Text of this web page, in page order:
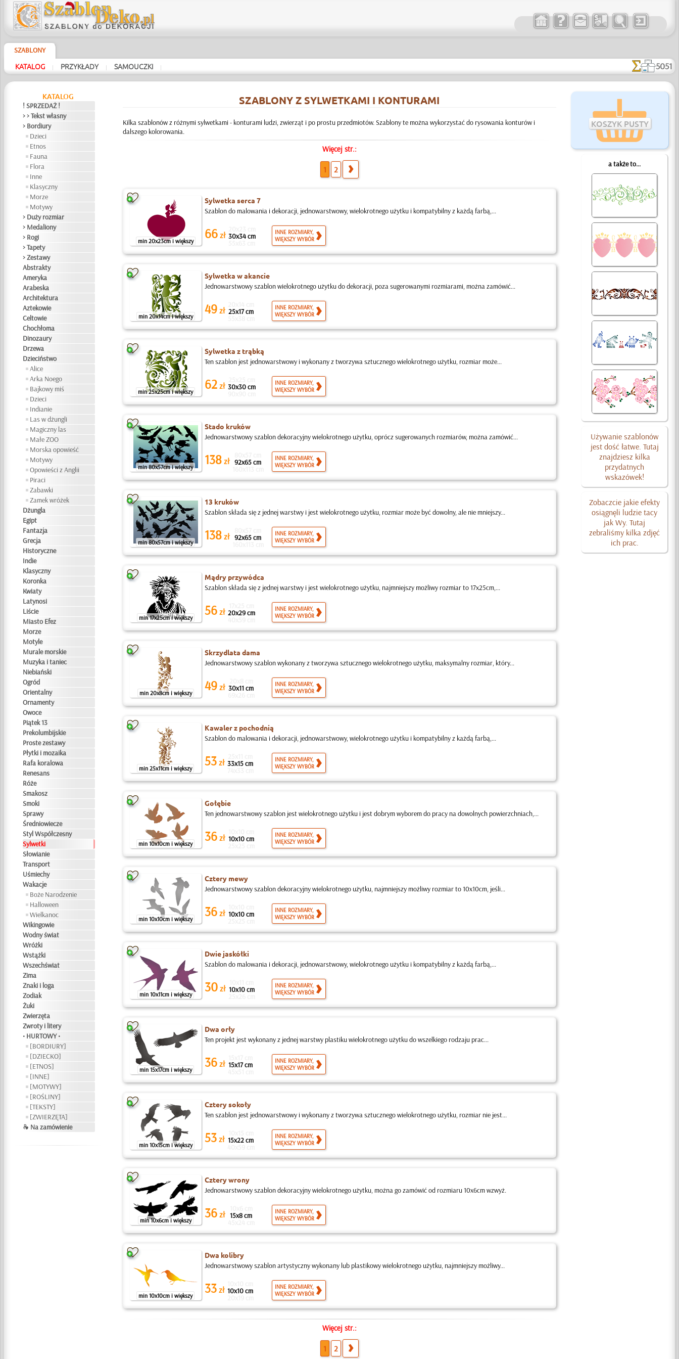
SZABLONY
KATALOG | PRZYKŁADY | SAMOUCZKI | 5051
KATALOG
! SPRZEDAŻ !
> > Tekst własny
> Bordiury
Dzieci
Etnos
Fauna
Flora
Inne
Klasyczny
Morze
Motywy
> Duży rozmiar
> Medaliony
> Rogi
> Tapety
> Zestawy
Abstrakty
Ameryka
Arabeska
Architektura
Aztekowie
Celtowie
Chochłoma
Dinozaury
Drzewa
Dzieciństwo
Alice
Arka Noego
Bajkowy miś
Dzieci
Indianie
Las w dżungli
Magiczny las
Małe ZOO
Morska opowieść
Motywy
Opowieści z Anglii
Piraci
Zabawki
Zamek wróżek
Dżungla
Egipt
Fantazja
Grecja
Historyczne
Indie
Klasyczny
Koronka
Kwiaty
Latynosi
Liście
Miasto Efez
Morze
Motyle
Murale morskie
Muzyka i taniec
Niebiański
Ogród
Orientalny
Ornamenty
Owoce
Piątek 13
Prekolumbijskie
Proste zestawy
Płytki i mozaika
Rafa koralowa
Renesans
Róże
Smakosz
Smoki
Sprawy
Średniowiecze
Styl Współczesny
Sylwetki
Słowianie
Transport
Uśmiechy
Wakacje
Boże Narodzenie
Halloween
Wielkanoc
Wikingowie
Wodny świat
Wróżki
Wstążki
Wszechświat
Zima
Znaki i loga
Zodiak
Żuki
Zwierzęta
Zwroty i litery
• HURTOWY •
[BORDIURY]
[DZIECKO]
[ETNOS]
[INNE]
[MOTYWY]
[ROŚLINY]
[TEKSTY]
[ZWIERZĘTA]
❧ Na zamówienie
KOSZYK PUSTY
a także to...
Używanie szablonów
jest dość łatwe. Tutaj
znajdziesz kilka
przydatnych
wskazówek!
Zobaczcie jakie efekty
osiągnęli ludzie tacy
jak Wy. Tutaj
zebraliśmy kilka zdjęć
ich prac.
SZABLONY Z SYLWETKAMI I KONTURAMI
Kilka szablonów z różnymi sylwetkami - konturami ludzi, zwierząt i po prostu przedmiotów. Szablony te można wykorzystać do rysowania konturów i
dalszego kolorowania.
Więcej str.:
1 2
min 20x23cm i większy
Sylwetka serca 7
Szablon do malowania i dekoracji, jednowarstwowy, wielokrotnego użytku i kompatybilny z każdą farbą,...
66zł 30x34 cm
INNE ROZMIARY,
WIĘKSZY WYBÓR
min 20x14cm i większy
Sylwetka w akancie
Jednowarstwowy szablon wielokrotnego użytku do dekoracji, poza sugerowanymi rozmiarami, można zamówić...
49zł 25x17 cm
INNE ROZMIARY,
WIĘKSZY WYBÓR
min 25x25cm i większy
Sylwetka z trąbką
Ten szablon jest jednowarstwowy i wykonany z tworzywa sztucznego wielokrotnego użytku, rozmiar może...
62zł 30x30 cm
INNE ROZMIARY,
WIĘKSZY WYBÓR
min 80x57cm i większy
Stado kruków
Jednowarstwowy szablon dekoracyjny wielokrotnego użytku, oprócz sugerowanych rozmiarów, można zamówić...
138zł 92x65 cm
INNE ROZMIARY,
WIĘKSZY WYBÓR
min 80x57cm i większy
13 kruków
Szablon składa się z jednej warstwy i jest wielokrotnego użytku, rozmiar może być dowolny, ale nie mniejszy...
138zł 92x65 cm
INNE ROZMIARY,
WIĘKSZY WYBÓR
min 17x25cm i większy
Mądry przywódca
Szablon składa się z jednej warstwy i jest wielokrotnego użytku, najmniejszy możliwy rozmiar to 17x25cm,...
56zł 20x29 cm
INNE ROZMIARY,
WIĘKSZY WYBÓR
min 20x8cm i większy
Skrzydlata dama
Jednowarstwowy szablon wykonany z tworzywa sztucznego wielokrotnego użytku, maksymalny rozmiar, który...
49zł 30x11 cm
INNE ROZMIARY,
WIĘKSZY WYBÓR
min 25x11cm i większy
Kawaler z pochodnią
Szablon do malowania i dekoracji, jednowarstwowy, wielokrotnego użytku i kompatybilny z każdą farbą,...
53zł 33x15 cm
INNE ROZMIARY,
WIĘKSZY WYBÓR
min 10x10cm i większy
Gołębie
Ten jednowarstwowy szablon jest wielokrotnego użytku i jest dobrym wyborem do pracy na dowolnych powierzchniach,...
36zł 10x10 cm
INNE ROZMIARY,
WIĘKSZY WYBÓR
min 10x10cm i większy
Cztery mewy
Jednowarstwowy szablon dekoracyjny wielokrotnego użytku, najmniejszy możliwy rozmiar to 10x10cm, jeśli...
36zł 10x10 cm
INNE ROZMIARY,
WIĘKSZY WYBÓR
min 10x11cm i większy
Dwie jaskółki
Szablon do malowania i dekoracji, jednowarstwowy, wielokrotnego użytku i kompatybilny z każdą farbą,...
30zł 10x10 cm
INNE ROZMIARY,
WIĘKSZY WYBÓR
min 15x17cm i większy
Dwa orły
Ten projekt jest wykonany z jednej warstwy plastiku wielokrotnego użytku do wszelkiego rodzaju prac...
36zł 15x17 cm
INNE ROZMIARY,
WIĘKSZY WYBÓR
min 10x15cm i większy
Cztery sokoły
Ten szablon jest jednowarstwowy i wykonany z tworzywa sztucznego wielokrotnego użytku, rozmiar nie jest...
53zł 15x22 cm
INNE ROZMIARY,
WIĘKSZY WYBÓR
min 10x6cm i większy
Cztery wrony
Jednowarstwowy szablon dekoracyjny wielokrotnego użytku, można go zamówić od rozmiaru 10x6cm wzwyż.
36zł 15x8 cm
INNE ROZMIARY,
WIĘKSZY WYBÓR
min 10x10cm i większy
Dwa kolibry
Jednowarstwowy szablon artystyczny wykonany lub plastikowy wielokrotnego użytku, najmniejszy możliwy...
33zł 10x10 cm
INNE ROZMIARY,
WIĘKSZY WYBÓR
Więcej str.:
1 2